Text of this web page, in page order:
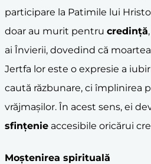
participare la Patimile lui
doar au murit pentru credință
ai Învierii, dovedind că
Jertfa lor este o expresie a
caută răzbunare, ci împlinirea
vrăjmașilor. În acest sens, ei
sfințenie accesibile oricărui
Moștenirea spirituală